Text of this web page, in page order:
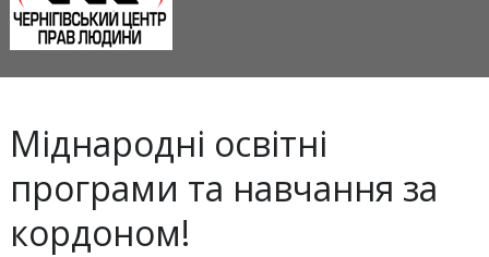
Міднародні освітні
програми та навчання за
кордоном!